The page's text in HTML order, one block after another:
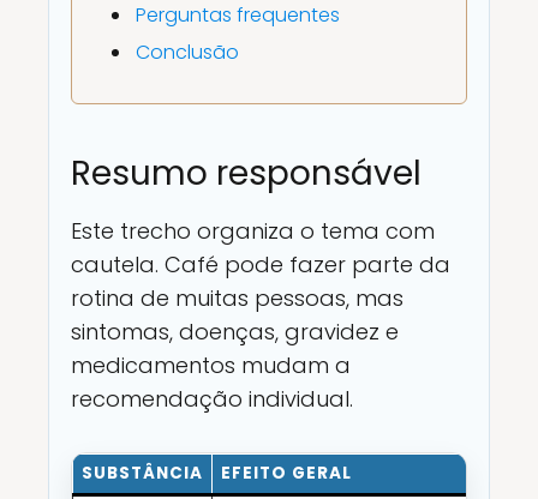
Perguntas frequentes
Conclusão
Resumo responsável
Este trecho organiza o tema com
cautela. Café pode fazer parte da
rotina de muitas pessoas, mas
sintomas, doenças, gravidez e
medicamentos mudam a
recomendação individual.
SUBSTÂNCIA EFEITO GERAL